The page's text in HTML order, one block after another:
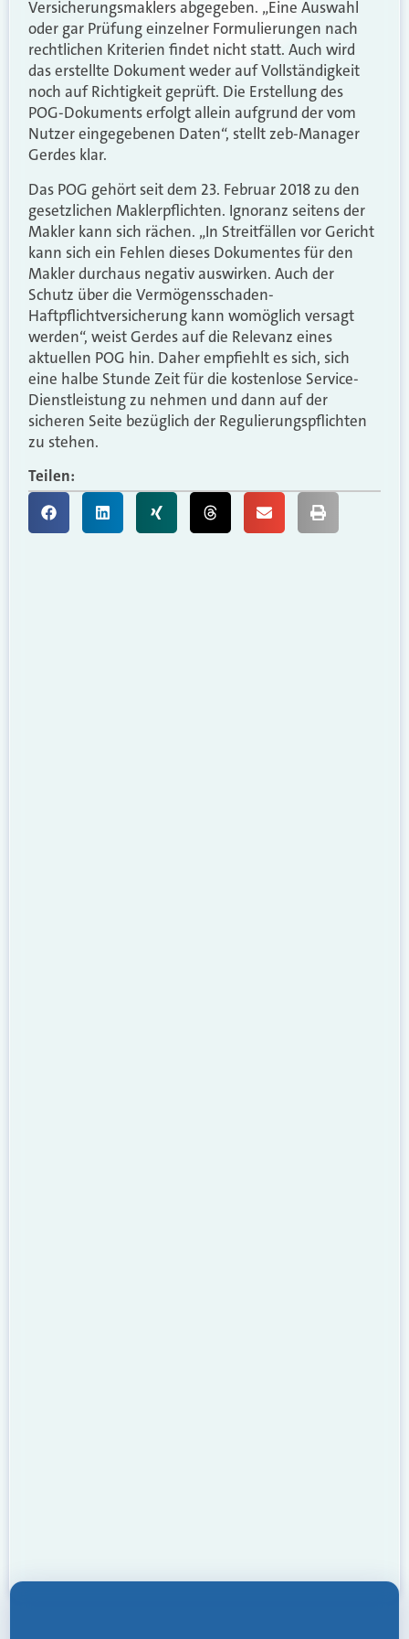
Versicherungsmaklers abgegeben. „Eine Auswahl
oder gar Prüfung einzelner Formulierungen nach
rechtlichen Kriterien findet nicht statt. Auch wird
das erstellte Dokument weder auf Vollständigkeit
noch auf Richtigkeit geprüft. Die Erstellung des
POG-Dokuments erfolgt allein aufgrund der vom
Nutzer eingegebenen Daten“, stellt zeb-Manager
Gerdes klar.
Das POG gehört seit dem 23. Februar 2018 zu den
gesetzlichen Maklerpflichten. Ignoranz seitens der
Makler kann sich rächen. „In Streitfällen vor Gericht
kann sich ein Fehlen dieses Dokumentes für den
Makler durchaus negativ auswirken. Auch der
Schutz über die Vermögensschaden-
Haftpflichtversicherung kann womöglich versagt
werden“, weist Gerdes auf die Relevanz eines
aktuellen POG hin. Daher empfiehlt es sich, sich
eine halbe Stunde Zeit für die kostenlose Service-
Dienstleistung zu nehmen und dann auf der
sicheren Seite bezüglich der Regulierungspflichten
zu stehen.
Teilen: